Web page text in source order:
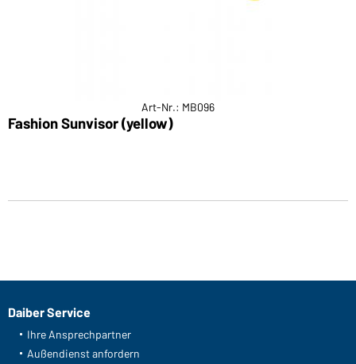
Art-Nr.: MB096
Fashion Sunvisor (yellow)
Daiber Service
Ihre Ansprechpartner
Außendienst anfordern